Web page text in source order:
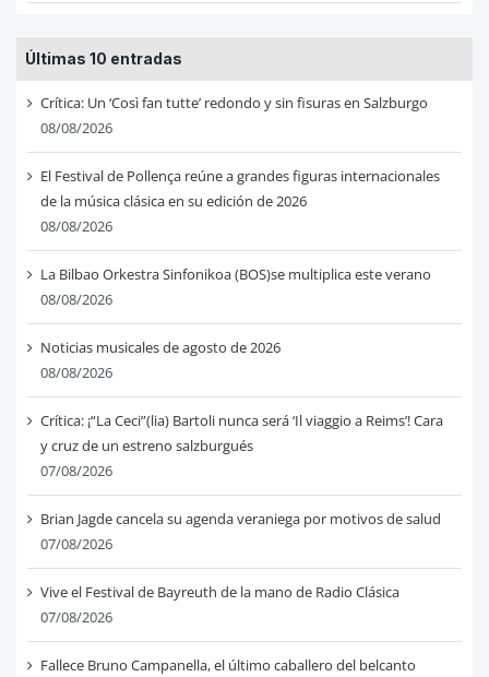
Últimas 10 entradas
Crítica: Un ‘Così fan tutte’ redondo y sin fisuras en Salzburgo
08/08/2026
El Festival de Pollença reúne a grandes figuras internacionales
de la música clásica en su edición de 2026
08/08/2026
La Bilbao Orkestra Sinfonikoa (BOS)se multiplica este verano
08/08/2026
Noticias musicales de agosto de 2026
08/08/2026
Crítica: ¡“La Ceci”(lia) Bartoli nunca será ‘Il viaggio a Reims’! Cara
y cruz de un estreno salzburgués
07/08/2026
Brian Jagde cancela su agenda veraniega por motivos de salud
07/08/2026
Vive el Festival de Bayreuth de la mano de Radio Clásica
07/08/2026
Fallece Bruno Campanella, el último caballero del belcanto